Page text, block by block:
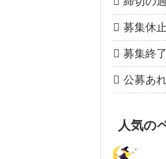
募集休
募集終了
公募あ
人気の